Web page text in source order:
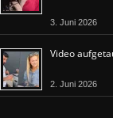
3. Juni 2026
Video
2. Juni 2026